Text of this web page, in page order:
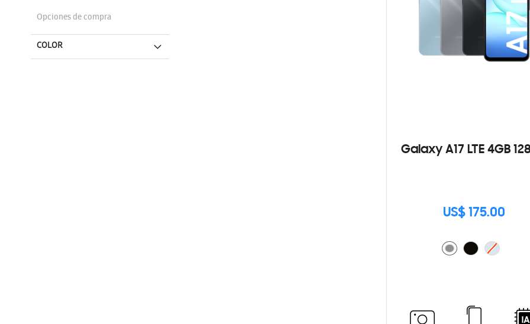
Galaxy A17 LTE 4GB
US$ 175.00
Opciones de compra
COLOR